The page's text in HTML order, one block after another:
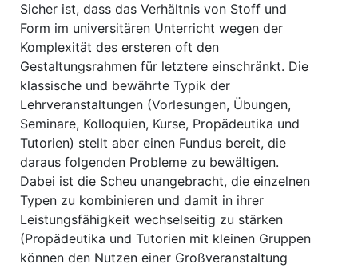
Sicher ist, dass das Verhältnis von Stoff und
Form im universitären Unterricht wegen der
Komplexität des ersteren oft den
Gestaltungsrahmen für letztere einschränkt. Die
klassische und bewährte Typik der
Lehrveranstaltungen (Vorlesungen, Übungen,
Seminare, Kolloquien, Kurse, Propädeutika und
Tutorien) stellt aber einen Fundus bereit, die
daraus folgenden Pro­bleme zu bewältigen.
Dabei ist die Scheu unangebracht, die einzelnen
Typen zu kombinieren und damit in ihrer
Leistungsfähigkeit wechselseitig zu stärken
(Propädeutika und Tutorien mit kleinen Gruppen
können den Nutzen einer Großveranstaltung